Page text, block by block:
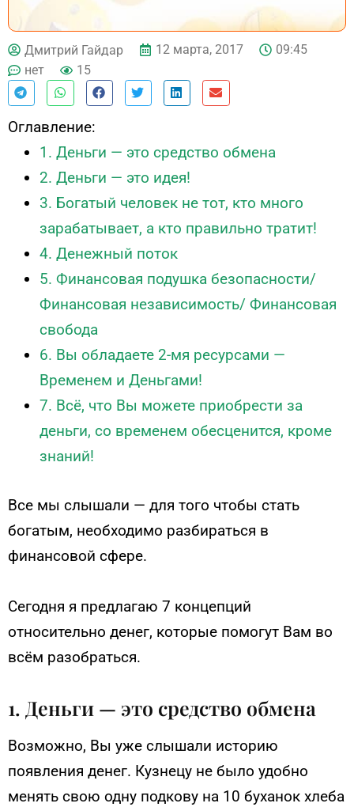
ДЕЙСТВУЙ
Дмитрий Гайдар 12 марта, 2017
09:45
нет
15
Оглавление:
1. Деньги — это средство обмена
2. Деньги — это идея!
3. Богатый человек не тот, кто много
зарабатывает, а кто правильно тратит!
4. Денежный поток
5. Финансовая подушка безопасности/
Финансовая независимость/ Финансовая
свобода
6. Вы обладаете 2-мя ресурсами —
Временем и Деньгами!
7. Всё, что Вы можете приобрести за
деньги, со временем обесценится, кроме
знаний!
Все мы слышали — для того чтобы стать
богатым, необходимо разбираться в
финансовой сфере.
Сегодня я предлагаю 7 концепций
относительно денег, которые помогут Вам во
всём разобраться.
1. Деньги — это средство обмена
Возможно, Вы уже слышали историю
появления денег. Кузнецу не было удобно
менять свою одну подкову на 10 буханок хлеба